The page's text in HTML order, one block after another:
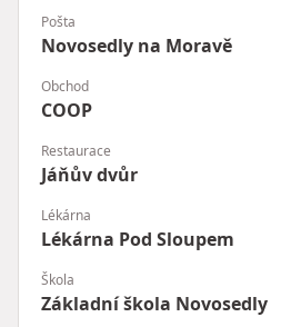
Pošta
Novosedly na Moravě
Obchod
COOP
Restaurace
Jáňův dvůr
Lékárna
Lékárna Pod Sloupem
Škola
Základní škola Novosedly